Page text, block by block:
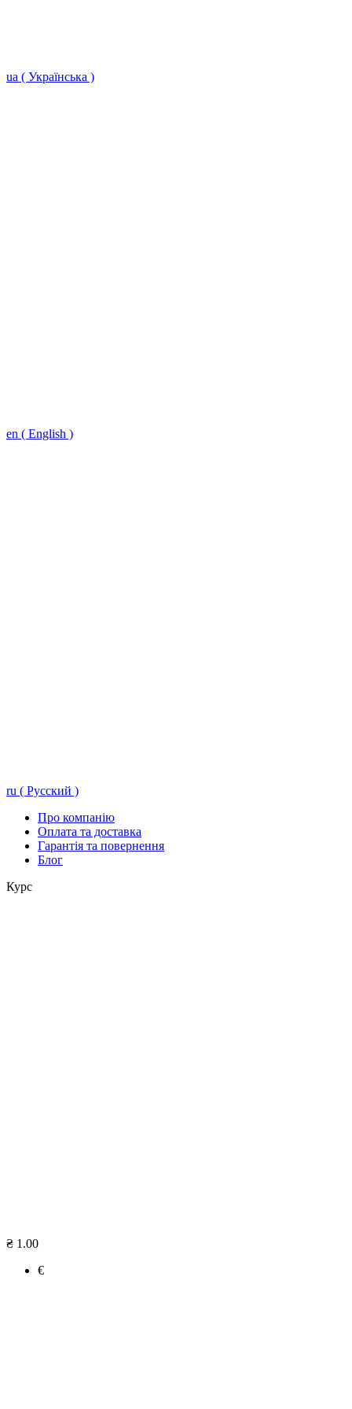
ua ( Українська )
en ( English )
ru ( Русский )
Про компанію
Оплата та доставка
Гарантія та повернення
Блог
Курс
₴ 1.00
€